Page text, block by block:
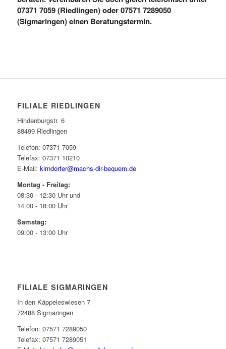
07371 7059 (Riedlingen)oder07571 7289050
(Sigmaringen)einen Beratungstermin.
FILIALE RIEDLINGEN
Hindenburgstr. 6
88499 Riedlingen
Telefon: 07371 7059
Telefax: 07371 10210
E-Mail: kirndorfer@machs-dir-bequem.de
Montag - Freitag:
08:30 - 12:30 Uhr und
14:00 - 18:00 Uhr
Samstag:
09:00 - 13:00 Uhr
FILIALE SIGMARINGEN
In den Käppeleswiesen 7
72488 Sigmaringen
Telefon: 07571 7289050
Telefax: 07571 7289051